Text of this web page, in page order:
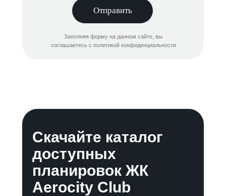
Отправить
Заполняя форму на данном сайте, вы
соглашаетесь с политикой конфиденциальности
Скачайте каталог
доступных
планировок ЖК
Aeroсity Club